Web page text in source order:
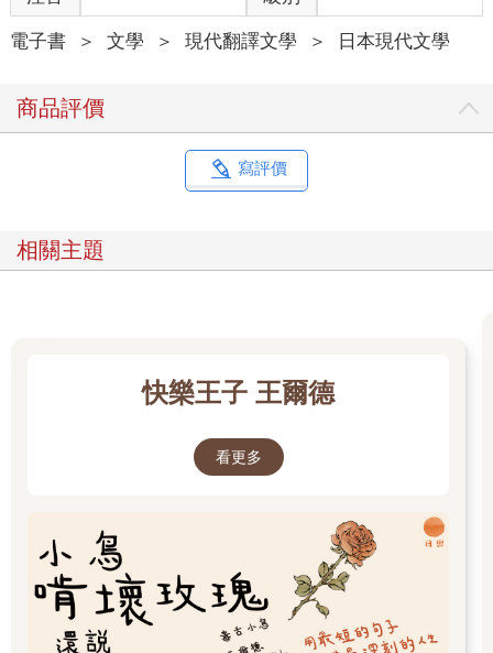
電子書 ＞ 文學 ＞ 現代翻譯文學 ＞ 日本現代文學
商品評價
寫評價
相關主題
快樂王子 王爾德
看更多